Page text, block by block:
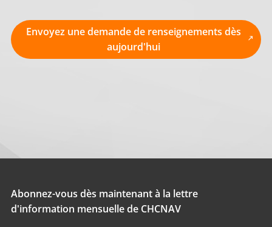
Envoyez une demande de renseignements dès
aujourd'hui
Abonnez-vous dès maintenant à la lettre
d'information mensuelle de CHCNAV